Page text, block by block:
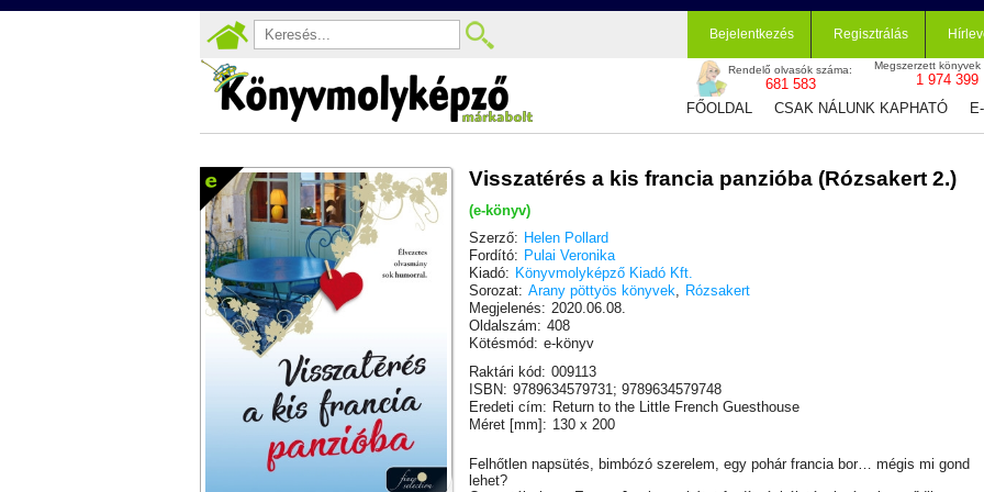
Bejelentkezés Regisztrálás
Rendelő olvasók száma:
681 583
Megszerzett könyvek
1 974 399
FŐOLDAL
CSAK NÁLUNK KAPHATÓ
Visszatérés a kis francia panzióba (Rózsakert 2.)
(e-könyv)
Szerző: Helen Pollard
Fordító: Pulai Veronika
Kiadó: Könyvmolyképző Kiadó Kft.
Sorozat: Arany pöttyös könyvek, Rózsakert
Megjelenés: 2020.06.08.
Oldalszám: 408
Kötésmód: e-könyv
Raktári kód: 009113
ISBN: 9789634579731; 9789634579748
Eredeti cím: Return to the Little French Guesthouse
Méret [mm]: 130 x 200
Felhőtlen napsütés, bimbózó szerelem, egy pohár francia bor… mégis mi gond
lehet?